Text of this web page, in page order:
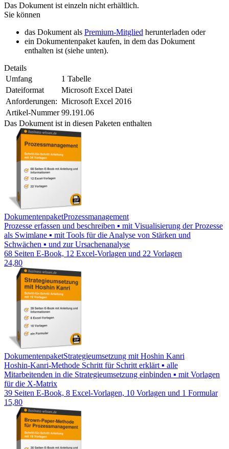
Das Dokument ist einzeln nicht erhältlich.
Sie können
das Dokument als Premium-Mitglied herunterladen oder
ein Dokumentenpaket kaufen, in dem das Dokument
enthalten ist (siehe unten).
Details
Umfang
1 Tabelle
Dateiformat
Microsoft Excel Datei
Anforderungen: Microsoft Excel 2016
Artikel-Nummer 99.191.06
Das Dokument ist in diesen Paketen enthalten
DokumentenpaketProzessmanagement
Prozesse erfassen und beschreiben ▪ mit Visualisierung der Prozesse
als Swimlane ▪ mit Tools für die Analyse von Stärken und
Schwächen ▪ und zur Ursachenanalyse
68 Seiten E-Book, 12 Excel-Vorlagen und 22 Vorlagen
24,80
DokumentenpaketStrategieumsetzung mit Hoshin Kanri
Hoshin-Kanri-Methode Schritt für Schritt erklärt ▪ alle
Mitarbeitenden in die Strategieumsetzung einbinden ▪ mit Vorlagen
für die X-Matrix
39 Seiten E-Book, 8 Excel-Vorlagen, 10 Vorlagen und 1 Formular
15,80